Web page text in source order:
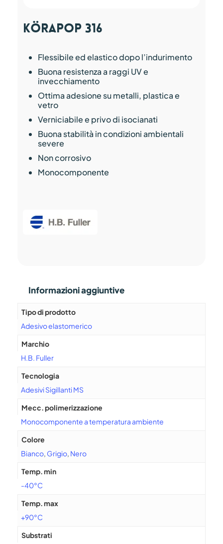
Körapop 316
Flessibile ed elastico dopo l’indurimento
Buona resistenza a raggi UV e
invecchiamento
Ottima adesione su metalli, plastica e
vetro
Verniciabile e privo di isocianati
Buona stabilità in condizioni ambientali
severe
Non corrosivo
Monocomponente
Informazioni aggiuntive
Tipo di prodotto
Adesivo elastomerico
Marchio
H.B. Fuller
Tecnologia
Adesivi Sigillanti MS
Mecc. polimerizzazione
Monocomponente a temperatura ambiente
Colore
Bianco, Grigio, Nero
Temp. min
-40°C
Temp. max
+90°C
Substrati